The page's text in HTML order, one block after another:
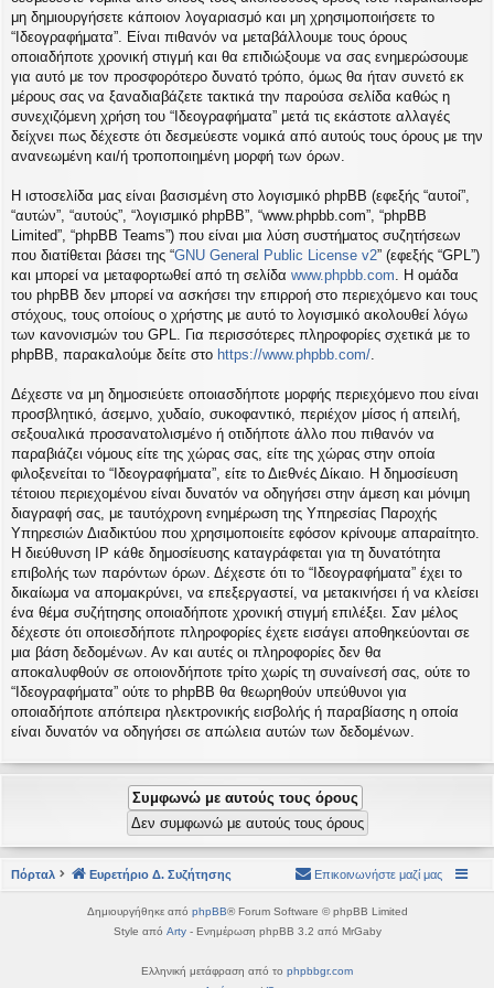
εις
μη δημιουργήσετε κάποιον λογαριασμό και μη χρησιμοποιήσετε το
“Ιδεογραφήματα”. Είναι πιθανόν να μεταβάλλουμε τους όρους
οποιαδήποτε χρονική στιγμή και θα επιδιώξουμε να σας ενημερώσουμε
για αυτό με τον προσφορότερο δυνατό τρόπο, όμως θα ήταν συνετό εκ
μέρους σας να ξαναδιαβάζετε τακτικά την παρούσα σελίδα καθώς η
συνεχιζόμενη χρήση του “Ιδεογραφήματα” μετά τις εκάστοτε αλλαγές
δείχνει πως δέχεστε ότι δεσμεύεστε νομικά από αυτούς τους όρους με την
ανανεωμένη και/ή τροποποιημένη μορφή των όρων.
Η ιστοσελίδα μας είναι βασισμένη στο λογισμικό phpBB (εφεξής “αυτοί”,
“αυτών”, “αυτούς”, “λογισμικό phpBB”, “www.phpbb.com”, “phpBB
Limited”, “phpBB Teams”) που είναι μια λύση συστήματος συζητήσεων
που διατίθεται βάσει της “GNU General Public License v2” (εφεξής “GPL”)
και μπορεί να μεταφορτωθεί από τη σελίδα www.phpbb.com . Η ομάδα
του phpBB δεν μπορεί να ασκήσει την επιρροή στο περιεχόμενο και τους
στόχους, τους οποίους ο χρήστης με αυτό το λογισμικό ακολουθεί λόγω
των κανονισμών του GPL. Για περισσότερες πληροφορίες σχετικά με το
phpBB, παρακαλούμε δείτε στο https://www.phpbb.com/
Δέχεστε να μη δημοσιεύετε οποιασδήποτε μορφής περιεχόμενο που είναι
προσβλητικό, άσεμνο, χυδαίο, συκοφαντικό, περιέχον μίσος ή απειλή,
σεξουαλικά προσανατολισμένο ή οτιδήποτε άλλο που πιθανόν να
παραβιάζει νόμους είτε της χώρας σας, είτε της χώρας στην οποία
φιλοξενείται το “Ιδεογραφήματα”, είτε το Διεθνές Δίκαιο. Η δημοσίευση
τέτοιου περιεχομένου είναι δυνατόν να οδηγήσει στην άμεση και μόνιμη
διαγραφή σας, με ταυτόχρονη ενημέρωση της Υπηρεσίας Παροχής
Υπηρεσιών Διαδικτύου που χρησιμοποιείτε εφόσον κρίνουμε απαραίτητο.
Η διεύθυνση IP κάθε δημοσίευσης καταγράφεται για τη δυνατότητα
επιβολής των παρόντων όρων. Δέχεστε ότι το “Ιδεογραφήματα” έχει το
δικαίωμα να απομακρύνει, να επεξεργαστεί, να μετακινήσει ή να κλείσει
ένα θέμα συζήτησης οποιαδήποτε χρονική στιγμή επιλέξει. Σαν μέλος
δέχεστε ότι οποιεσδήποτε πληροφορίες έχετε εισάγει αποθηκεύονται σε
μια βάση δεδομένων. Αν και αυτές οι πληροφορίες δεν θα
αποκαλυφθούν σε οποιονδήποτε τρίτο χωρίς τη συναίνεσή σας, ούτε το
“Ιδεογραφήματα” ούτε το phpBB θα θεωρηθούν υπεύθυνοι για
οποιαδήποτε απόπειρα ηλεκτρονικής εισβολής ή παραβίασης η οποία
είναι δυνατόν να οδηγήσει σε απώλεια αυτών των δεδομένων.
Πόρταλ Ευρετήριο Δ. Συζήτησης Επικοινωνήστε μαζί μας
Δημιουργήθηκε από phpBB® Forum Software © phpBB Limited
Style από Arty- Ενημέρωση phpBB 3.2 από MrGaby
Ελληνική μετάφραση από το phpbbgr.com